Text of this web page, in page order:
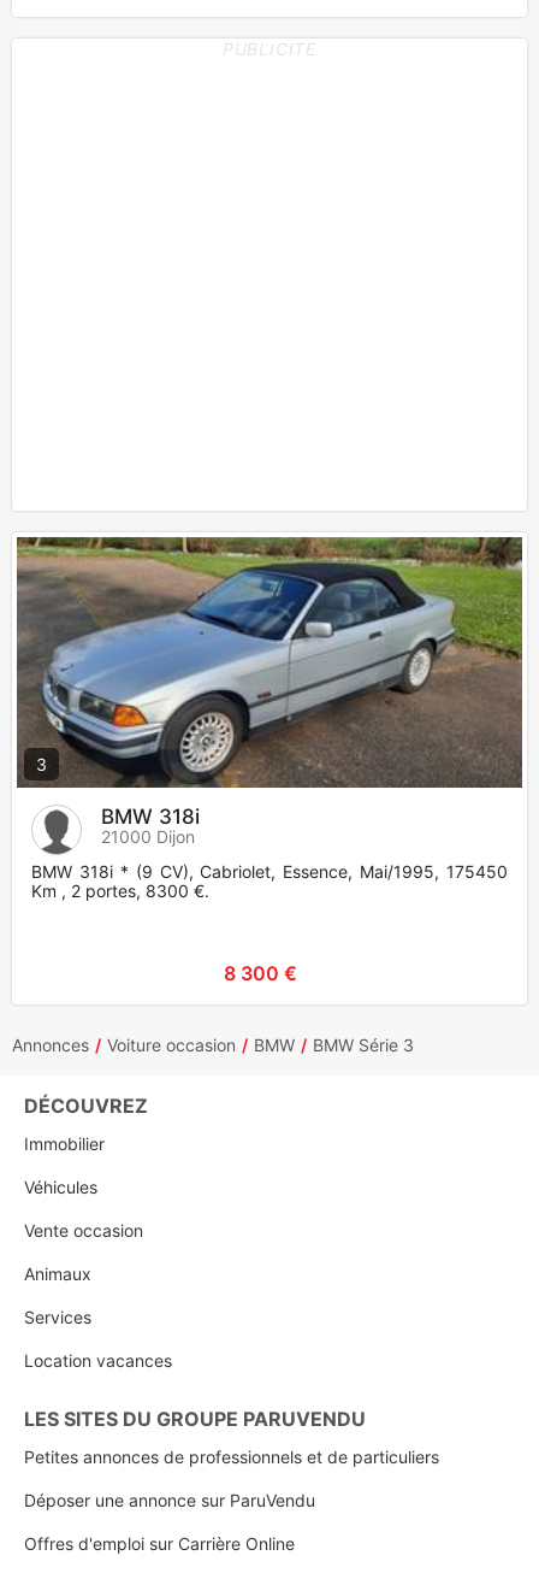
PUBLICITE
3
BMW 318i
21000 Dijon
BMW 318i * (9 CV), Cabriolet, Essence, Mai/1995, 175450
Km , 2 portes, 8300 €.
8 300 €
Annonces Voiture occasion BMW BMW Série 3
DÉCOUVREZ
Immobilier
Véhicules
Vente occasion
Animaux
Services
Location vacances
LES SITES DU GROUPE PARUVENDU
Petites annonces de professionnels et de particuliers
Déposer une annonce sur ParuVendu
Offres d'emploi sur Carrière Online